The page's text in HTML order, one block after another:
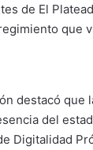
de El
que
destacó que
del
Digitalidad